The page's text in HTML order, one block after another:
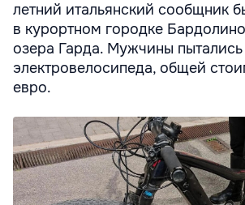
летний итальянский сообщник
в курортном городке
озера Гарда. Мужчины пытались
электровелосипеда, общей
евро.